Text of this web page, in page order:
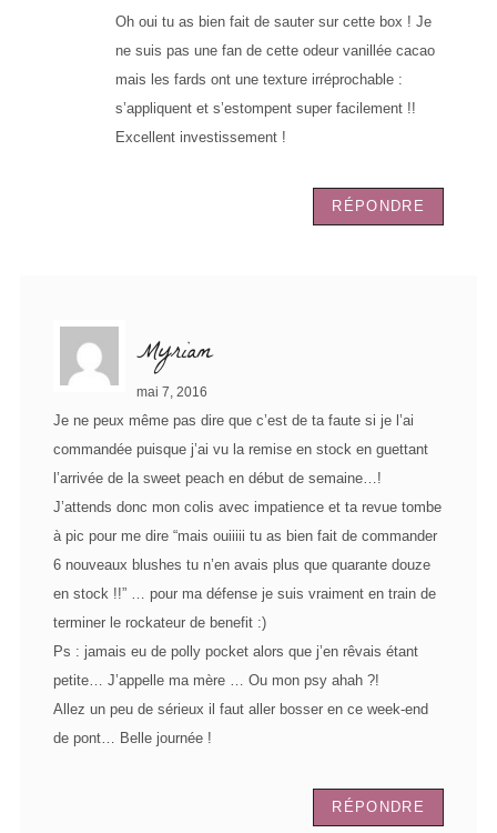
Oh oui tu as bien fait de sauter sur cette box ! Je
ne suis pas une fan de cette odeur vanillée cacao
mais les fards ont une texture irréprochable :
s’appliquent et s’estompent super facilement !!
Excellent investissement !
RÉPONDRE
Myriam
mai 7, 2016
Je ne peux même pas dire que c’est de ta faute si je l’ai
commandée puisque j’ai vu la remise en stock en guettant
l’arrivée de la sweet peach en début de semaine…!
J’attends donc mon colis avec impatience et ta revue tombe
à pic pour me dire “mais ouiiiii tu as bien fait de commander
6 nouveaux blushes tu n’en avais plus que quarante douze
en stock !!” … pour ma défense je suis vraiment en train de
terminer le rockateur de benefit :)
Ps : jamais eu de polly pocket alors que j’en rêvais étant
petite… J’appelle ma mère … Ou mon psy ahah ?!
Allez un peu de sérieux il faut aller bosser en ce week-end
de pont… Belle journée !
RÉPONDRE